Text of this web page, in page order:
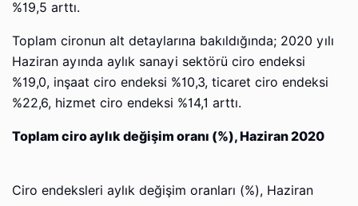
%19,5 arttı.
Toplam cironun alt detaylarına bakıldığında; 2020 yılı
Haziran ayında aylık sanayi sektörü ciro endeksi
%19,0, inşaat ciro endeksi %10,3, ticaret ciro endeksi
%22,6, hizmet ciro endeksi %14,1 arttı.
Toplam ciro aylık değişim oranı (%), Haziran 2020
Ciro endeksleri aylık değişim oranları (%), Haziran